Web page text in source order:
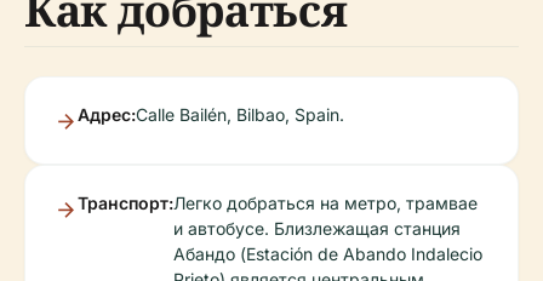
Адрес:Calle Bailén, Bilbao, Spain.
Транспорт:Легко добраться на метро, трамвае
и автобусе. Близлежащая станция
Абандо (Estación de Abando Indalecio